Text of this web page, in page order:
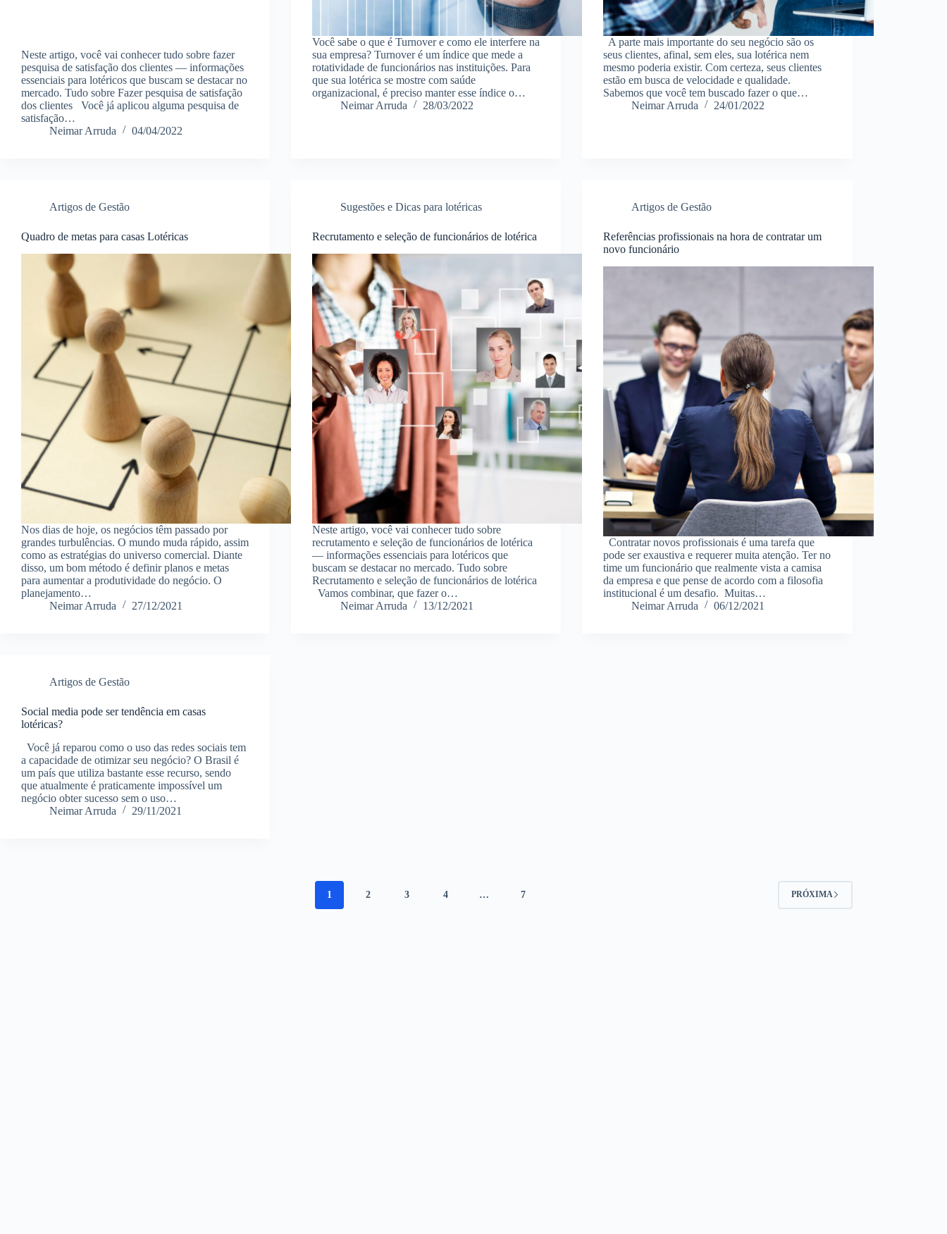
Neste artigo, você vai conhecer tudo sobre fazer
pesquisa de satisfação dos clientes — informações
essenciais para lotéricos que buscam se destacar no
mercado. Tudo sobre Fazer pesquisa de satisfação
dos clientes Você já aplicou alguma pesquisa de
satisfação…
Neimar Arruda
04/04/2022
Você sabe o que é Turnover e como ele interfere na
sua empresa? Turnover é um índice que mede a
rotatividade de funcionários nas instituições. Para
que sua lotérica se mostre com saúde
organizacional, é preciso manter esse índice o…
Neimar Arruda
28/03/2022
A parte mais importante do seu negócio são os
seus clientes, afinal, sem eles, sua lotérica nem
mesmo poderia existir. Com certeza, seus clientes
estão em busca de velocidade e qualidade.
Sabemos que você tem buscado fazer o que…
Neimar Arruda
24/01/2022
Artigos de Gestão
Quadro de metas para casas Lotéricas
Nos dias de hoje, os negócios têm passado por
grandes turbulências. O mundo muda rápido, assim
como as estratégias do universo comercial. Diante
disso, um bom método é definir planos e metas
para aumentar a produtividade do negócio. O
planejamento…
Neimar Arruda
27/12/2021
Sugestões e Dicas para lotéricas
Recrutamento e seleção de funcionários de lotérica
Neste artigo, você vai conhecer tudo sobre
recrutamento e seleção de funcionários de lotérica
— informações essenciais para lotéricos que
buscam se destacar no mercado. Tudo sobre
Recrutamento e seleção de funcionários de lotérica
Vamos combinar, que fazer o…
Neimar Arruda
13/12/2021
Artigos de Gestão
Referências profissionais na hora de contratar um
novo funcionário
Contratar novos profissionais é uma tarefa que
pode ser exaustiva e requerer muita atenção. Ter no
time um funcionário que realmente vista a camisa
da empresa e que pense de acordo com a filosofia
institucional é um desafio. Muitas…
Neimar Arruda
06/12/2021
Artigos de Gestão
Social media pode ser tendência em casas
lotéricas?
Você já reparou como o uso das redes sociais tem
a capacidade de otimizar seu negócio? O Brasil é
um país que utiliza bastante esse recurso, sendo
que atualmente é praticamente impossível um
negócio obter sucesso sem o uso…
Neimar Arruda
29/11/2021
1 2 3 4 … 7 PRÓXIMA